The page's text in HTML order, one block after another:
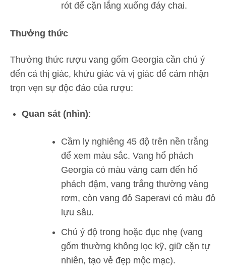
rót để cặn lắng xuống đáy chai.
Thưởng thức
Thưởng thức rượu vang gốm Georgia cần chú ý
đến cả thị giác, khứu giác và vị giác để cảm nhận
trọn vẹn sự độc đáo của rượu:
Quan sát (nhìn):
Cầm ly nghiêng 45 độ trên nền trắng
để xem màu sắc. Vang hổ phách
Georgia có màu vàng cam đến hổ
phách đậm, vang trắng thường vàng
rơm, còn vang đỏ Saperavi có màu đỏ
lựu sâu.
Chú ý độ trong hoặc đục nhẹ (vang
gốm thường không lọc kỹ, giữ cặn tự
nhiên, tạo vẻ đẹp mộc mạc).